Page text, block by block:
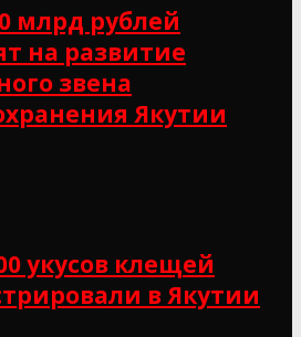
млрд рублей
на развитие
звена
Якутии
укусов клещей
в Якутии